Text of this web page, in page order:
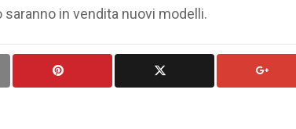
in vendita nuovi modelli.